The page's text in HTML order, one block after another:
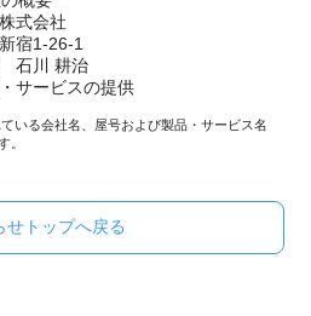
式会社
宿1-26-1
石川 耕治
サービスの提供
いる会社名、屋号および製品・サービス名
。
せトップへ戻る